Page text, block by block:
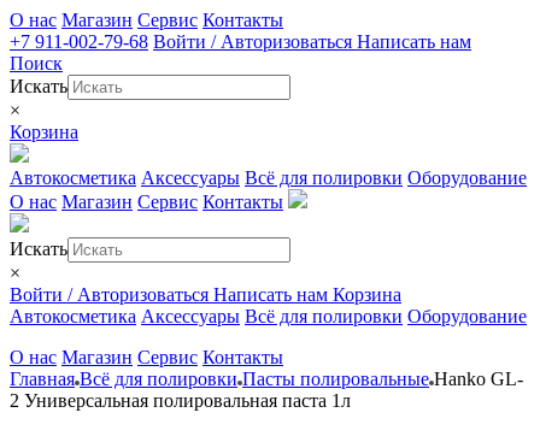
О нас Магазин Сервис Контакты
+7 911-002-79-68 Войти / Авторизоваться Написать нам
Поиск
Искать
×
Корзина
Автокосметика Аксессуары Всё для полировки Оборудование
О нас Магазин Сервис Контакты
Искать
×
Войти / Авторизоваться Написать нам Корзина
Автокосметика Аксессуары Всё для полировки Оборудование
О нас Магазин Сервис Контакты
Главная Всё для полировки Пасты полировальные Hanko GL-
2 Универсальная полировальная паста 1л